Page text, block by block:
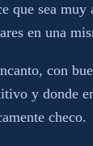
que sea muy
en una
con
y donde
checo.